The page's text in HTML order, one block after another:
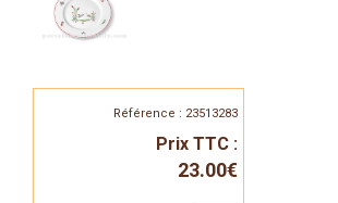
Référence : 23513283
Prix TTC :
23.00€